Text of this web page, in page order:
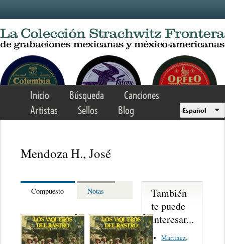
Inicio Búsqueda
Canciones
Artistas
Sellos Blog Español
Mendoza H., José
Compuesto Notas
También
te puede
interesar...
Martinez,